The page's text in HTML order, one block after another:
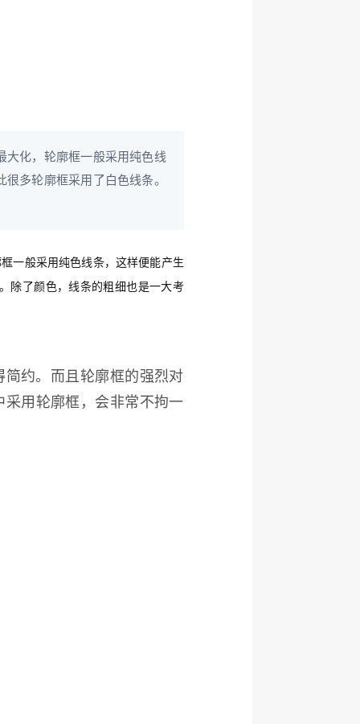
大化，轮廓框一般采用纯色线
多轮廓框采用了白色线条。
一般采用纯色线条，这样便能产生
除了颜色，线条的粗细也是一大考
约。而且轮廓框的强烈对
用轮廓框，会非常不拘一